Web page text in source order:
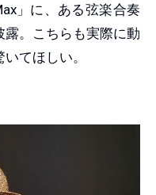
」に、ある弦楽合奏
露。こちらも実際に動
てほしい。